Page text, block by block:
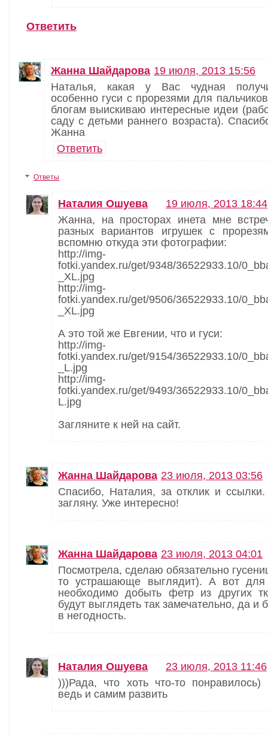
Ответить
Жанна Шайдарова 19 июля, 2013 15:56
Наталья, какая у Вас чудная
особенно гуси с прорезями для
блогам выискиваю интересные идеи
саду с детьми раннего возраста).
Жанна
Ответить
Ответы
Наталия Ошуева
19 июля, 2013 18:44
Жанна, на просторах инета мне
разных вариантов игрушек с
вспомню откуда эти фотографии:
http://img-
fotki.yandex.ru/get/9348/36522933.10/
_XL.jpg
http://img-
fotki.yandex.ru/get/9506/36522933.10/
_XL.jpg
А это той же Евгении, что и гуси:
http://img-
fotki.yandex.ru/get/9154/36522933.10/
_L.jpg
http://img-
fotki.yandex.ru/get/9493/36522933.10/
L.jpg
Загляните к ней на сайт.
Жанна Шайдарова 23 июля, 2013 03:56
Спасибо, Наталия, за отклик и ссылки.
загляну. Уже интересно!
Жанна Шайдарова 23 июля, 2013 04:01
Посмотрела, сделаю обязательно
то устрашающе выглядит). А вот для
необходимо добыть фетр из других
будут выглядеть так замечательно, да и
в негодность.
Наталия Ошуева
23 июля, 2013 11:46
)))Рада, что хоть что-то
ведь и самим развить